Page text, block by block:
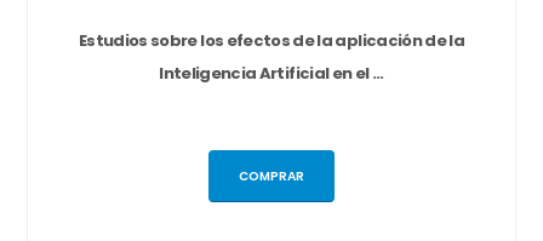
Estudios sobre los efectos de la aplicación de la
Inteligencia Artificial en el ...
COMPRAR